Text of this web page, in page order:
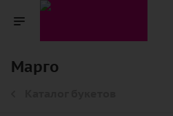
Марго